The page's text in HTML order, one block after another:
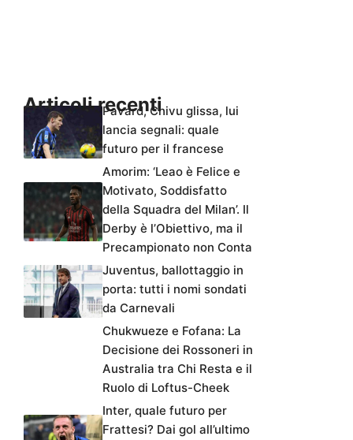
Articoli recentiPavard, Chivu glissa, lui
lancia segnali: quale
futuro per il francese
Amorim: ‘Leao è Felice e
Motivato, Soddisfatto
della Squadra del Milan’. Il
Derby è l’Obiettivo, ma il
Precampionato non Conta
Juventus, ballottaggio in
porta: tutti i nomi sondati
da Carnevali
Chukwueze e Fofana: La
Decisione dei Rossoneri in
Australia tra Chi Resta e il
Ruolo di Loftus-Cheek
Inter, quale futuro per
Frattesi? Dai gol all’ultimo